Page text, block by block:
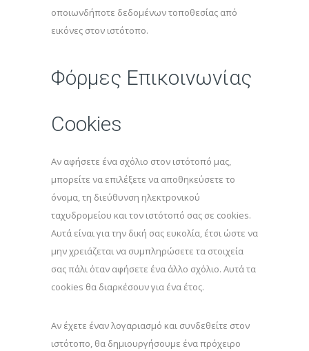
οποιωνδήποτε δεδομένων τοποθεσίας από
εικόνες στον ιστότοπο.
Φόρμες Επικοινωνίας
Cookies
Αν αφήσετε ένα σχόλιο στον ιστότοπό μας,
μπορείτε να επιλέξετε να αποθηκεύσετε το
όνομα, τη διεύθυνση ηλεκτρονικού
ταχυδρομείου και τον ιστότοπό σας σε cookies.
Αυτά είναι για την δική σας ευκολία, έτσι ώστε να
μην χρειάζεται να συμπληρώσετε τα στοιχεία
σας πάλι όταν αφήσετε ένα άλλο σχόλιο. Αυτά τα
cookies θα διαρκέσουν για ένα έτος.
Αν έχετε έναν λογαριασμό και συνδεθείτε στον
ιστότοπο, θα δημιουργήσουμε ένα πρόχειρο